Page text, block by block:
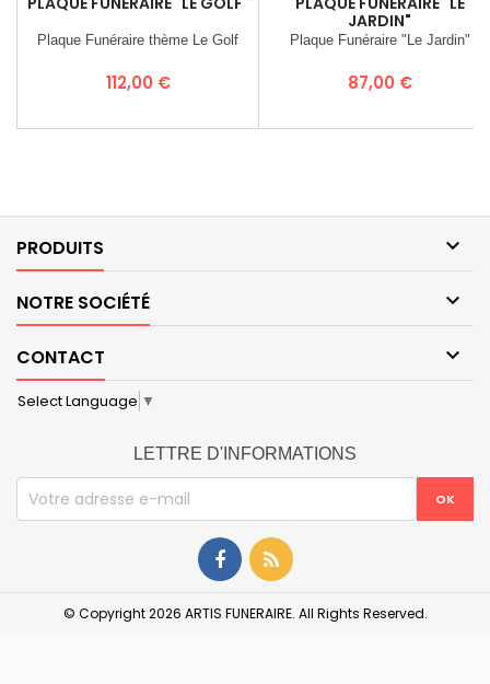
Plaque Funéraire thème Le Golf
Prix
112,00 €
JARDIN"
Plaque Funéraire "Le Jardin"
Prix
87,00 €
PRODUITS 
NOTRE SOCIÉTÉ 
CONTACT 
Select Language ▼
LETTRE D'INFORMATIONS
© Copyright 2026 ARTIS FUNERAIRE. All Rights Reserved.